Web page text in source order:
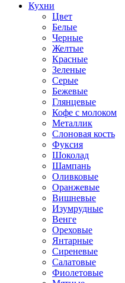
Кухни
Цвет
Белые
Черные
Желтые
Красные
Зеленые
Серые
Бежевые
Глянцевые
Кофе с молоком
Металлик
Слоновая кость
Фуксия
Шоколад
Шампань
Оливковые
Оранжевые
Вишневые
Изумрудные
Венге
Ореховые
Янтарные
Сиреневые
Салатовые
Фиолетовые